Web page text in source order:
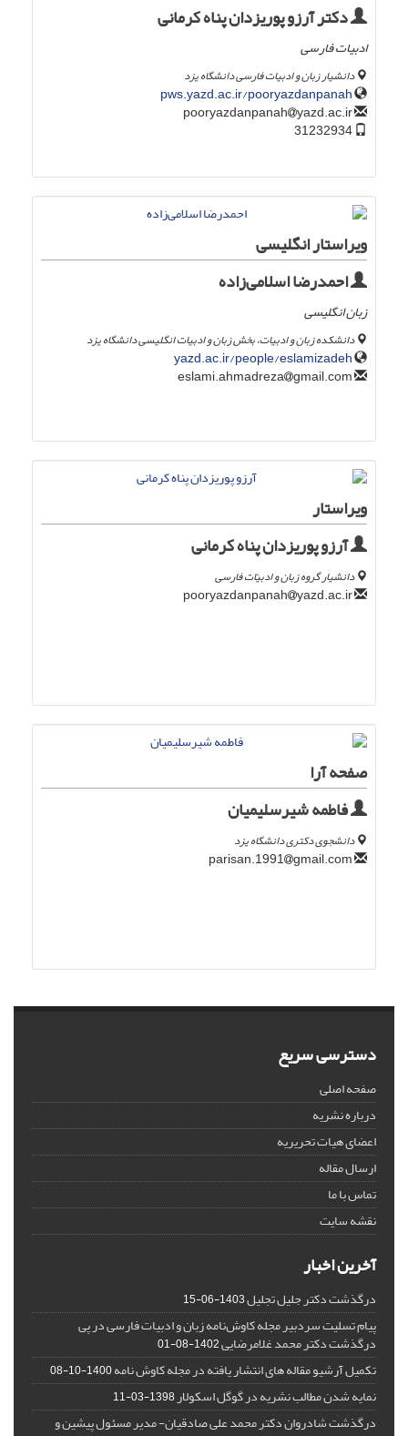
دکتر آرزو پوریزدان پناه کرمانی
ادبیات فارسی
دانشیار زبان و ادبیات فارسی دانشگاه یزد
pws.yazd.ac.ir/pooryazdanpanah
yazd.ac.ir
ویراستار انگلیسی
احمدرضا اسلامی‌زاده
زبان انگلیسی
دانشکده زبان‌ و ادبیات، بخش زبان و ادبیات انگلیسی دانشگاه یزد
yazd.ac.ir/people/eslamizadeh
gmail.com
ویراستار
آرزو پوریزدان پناه کرمانی
دانشیار گروه زبان و ادبیّات فارسی
yazd.ac.ir
صفحه آرا
فاطمه شیرسلیمیان
دانشجوی دکتری دانشگاه یزد
gmail.com
دسترسی سریع
صفحه اصلی
درباره نشریه
اعضای هیات تحریریه
ارسال مقاله
تماس با ما
نقشه سایت
آخرین اخبار
درگذشت دکتر جلیل تجلیل1403-06-15
پیام تسلیت سردبیر مجله کاوش‌نامه زبان و ادبیات فارسی در پی
درگذشت دکتر محمد غلامرضایی1402-08-01
تکمیل آرشیو مقاله های انتشار یافته در مجله کاوش نامه1400-10-08
نمایه شدن مطالب نشریه در گوگل اسکولار1398-03-11
درگذشت شادروان دکتر محمد علی صادقیان- مدیر مسئول پیشین و